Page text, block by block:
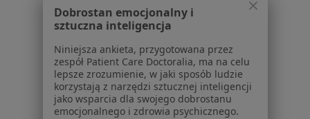
Polityka cookies
Jak działają wyniki wyszukiwania
Dostępność
O nas
Praca Rekrutujemy!
Partnerzy
Centrum prasowe
Dobrostan emocjonalny i
sztuczna inteligencja
Niniejsza ankieta, przygotowana przez
zespół Patient Care Doctoralia, ma na celu
lepsze zrozumienie, w jaki sposób ludzie
korzystają z narzędzi sztucznej inteligencji
jako wsparcia dla swojego dobrostanu
emocjonalnego i zdrowia psychicznego.